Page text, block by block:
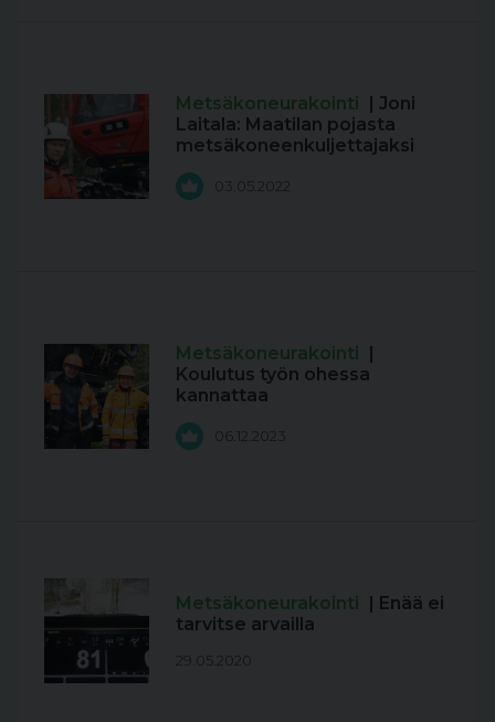
Metsäkoneurakointi | Joni
Laitala: Maatilan pojasta
metsäkoneenkuljettajaksi
03.05.2022
Metsäkoneurakointi |
Koulutus työn ohessa
kannattaa
06.12.2023
Metsäkoneurakointi | Enää ei
tarvitse arvailla
29.05.2020